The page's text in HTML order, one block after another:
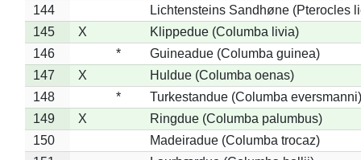
144
Lichtensteins Sandhøne (Pterocles
145
X
Klippedue (Columba livia)
146
*
Guineadue (Columba guinea)
147
X
Huldue (Columba oenas)
148
*
Turkestandue (Columba eversmanni)
149
X
Ringdue (Columba palumbus)
150
Madeiradue (Columba trocaz)